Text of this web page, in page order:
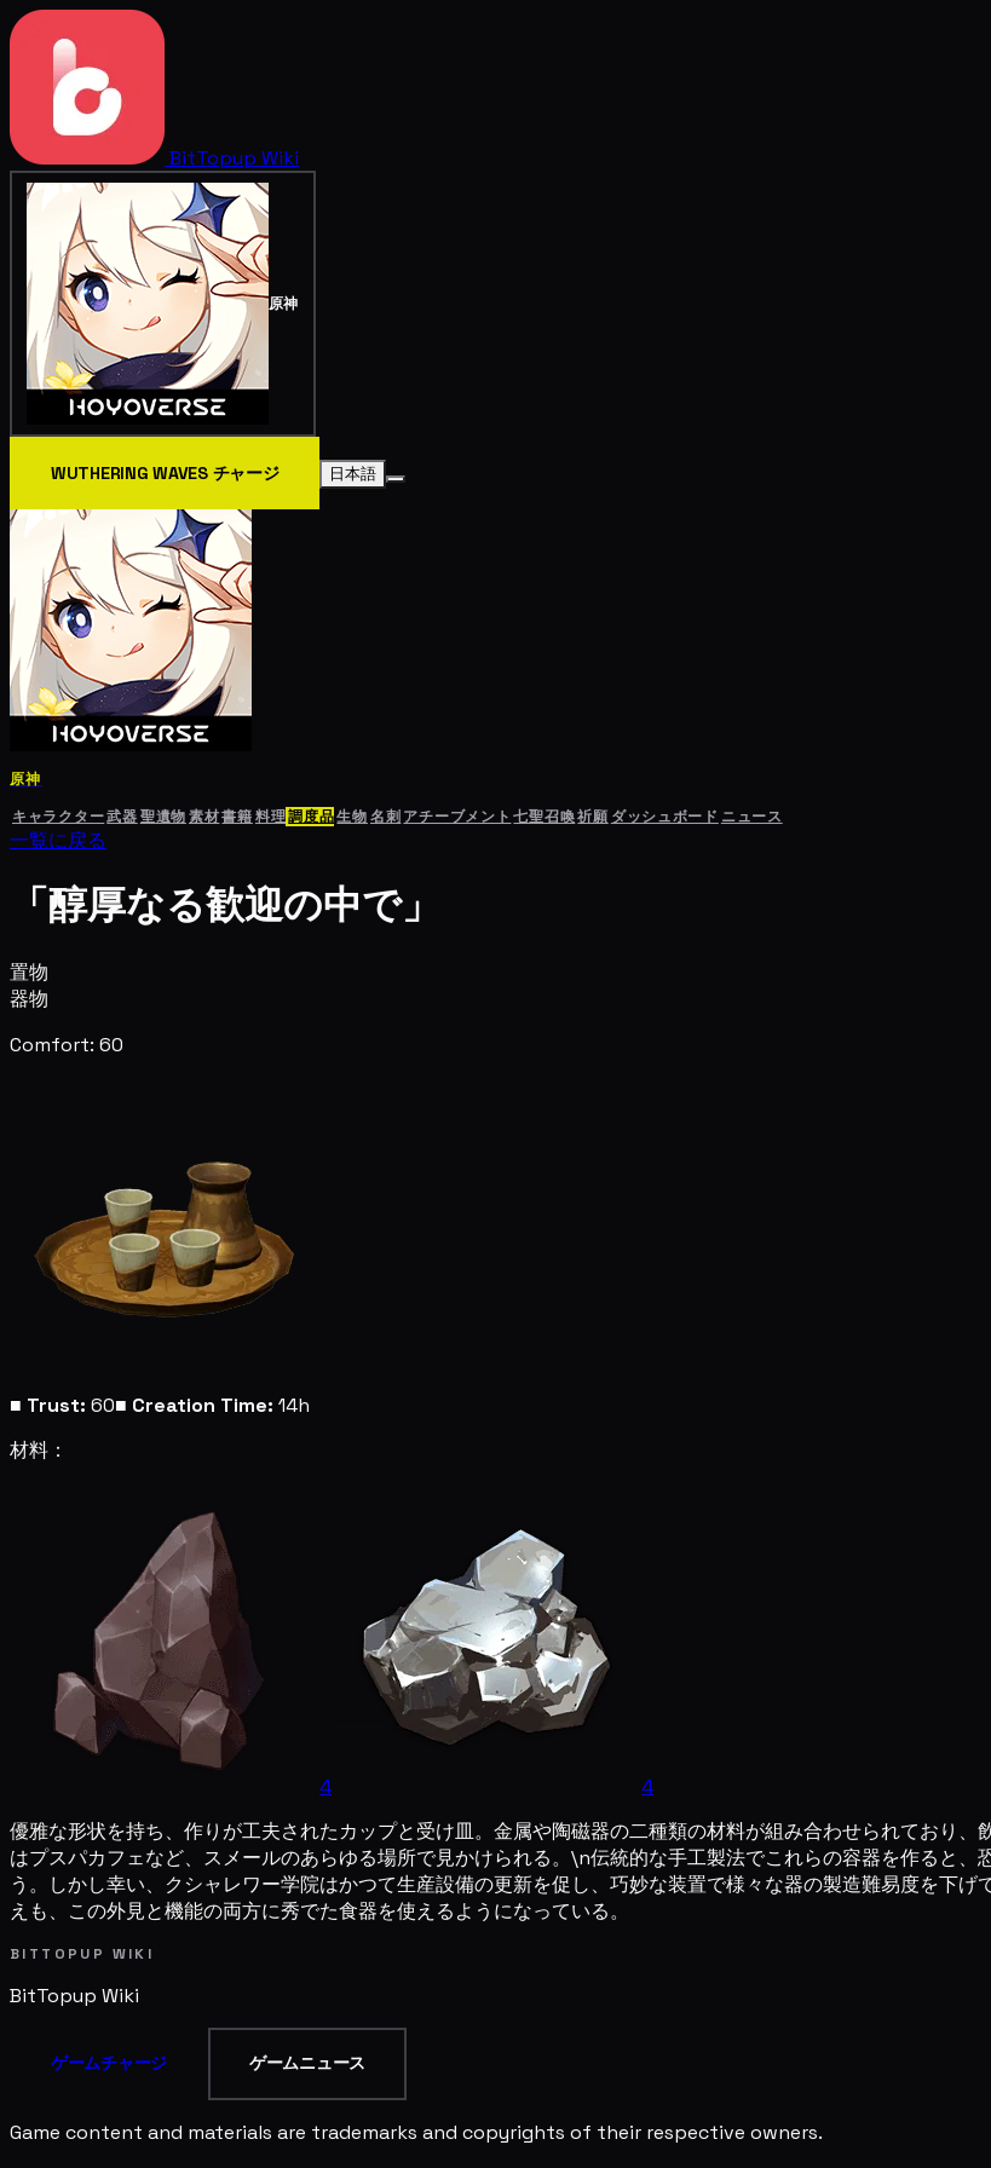
BitTopup Wiki
原神
WUTHERING WAVES チャージ 日本語
原神
キャラクター武器聖遺物素材書籍料理調度品生物名刺 アチーブメント 七聖召喚祈願 ダッシュボード ニュース
一覧に戻る
「醇厚なる歓迎の中で」
置物
器物
Comfort: 60
■ Trust: 60■ Creation Time: 14h
材料：
4
4
優雅な形状を持ち、作りが工夫されたカップと受け皿。金属や陶磁器の二種類の材料が組み合わせられており
はプスパカフェなど、スメールのあらゆる場所で見かけられる。\n伝統的な手工製法でこれらの容器を作ると
う。しかし幸い、クシャレワー学院はかつて生産設備の更新を促し、巧妙な装置で様々な器の製造難易度を下
えも、この外見と機能の両方に秀でた食器を使えるようになっている。
BITTOPUP WIKI
BitTopup Wiki
ゲームチャージ ゲームニュース
Game content and materials are trademarks and copyrights of their respective owners.